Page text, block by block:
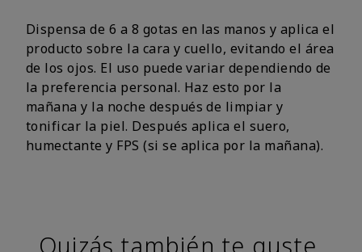
Dispensa de 6 a 8 gotas en las manos y aplica el
producto sobre la cara y cuello, evitando el área
de los ojos. El uso puede variar dependiendo de
la preferencia personal. Haz esto por la
mañana y la noche después de limpiar y
tonificar la piel. Después aplica el suero,
humectante y FPS (si se aplica por la mañana).
Quizás también te guste